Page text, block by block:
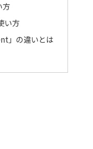
方
い方
」の違いとは